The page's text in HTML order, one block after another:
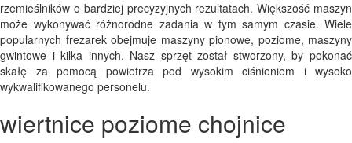
rzemieślników o bardziej precyzyjnych rezultatach. Większość maszyn
może wykonywać różnorodne zadania w tym samym czasie. Wiele
popularnych frezarek obejmuje maszyny pionowe, poziome, maszyny
gwintowe i kilka innych. Nasz sprzęt został stworzony, by pokonać
skałę za pomocą powietrza pod wysokim ciśnieniem i wysoko
wykwalifikowanego personelu.
wiertnice poziome chojnice